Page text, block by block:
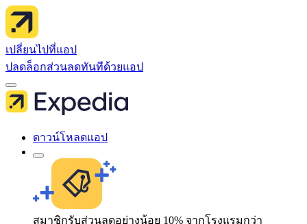
เปลี่ยนไปที่แอป
ปลดล็อกส่วนลดทันทีด้วยแอป
ดาวน์โหลดแอป
สมาชิกรับส่วนลดอย่างน้อย 10% จากโรงแรมกว่า